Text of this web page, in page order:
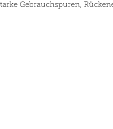
Gebrauchspuren,